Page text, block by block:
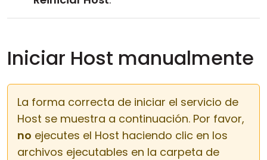
Iniciar Host manualmente
La forma correcta de iniciar el servicio de
Host se muestra a continuación. Por favor,
no ejecutes el Host haciendo clic en los
archivos ejecutables en la carpeta de